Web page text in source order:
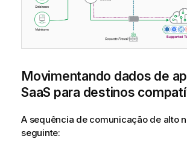
Movimentando dados de
SaaS para destinos
A sequência de comunicação de alto
seguinte: